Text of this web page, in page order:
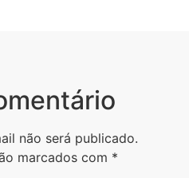
não será publicado.
marcados com *